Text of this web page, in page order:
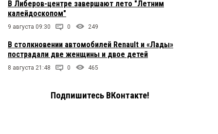
В Либеров-центре завершают лето "Летним
калейдоскопом"
9 августа 09:30 0 249
В столкновении автомобилей Renault и «Лады»
пострадали две женщины и двое детей
8 августа 21:48 0 465
Подпишитесь ВКонтакте!